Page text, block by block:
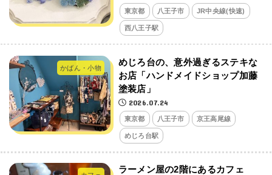
東京都 八王子市 JR中央線(快速)
西八王子駅
かばん・小物
めじろ台の、意外過ぎるステキな
お店「ハンドメイドショップ加藤
塗装店」
2026.07.24
東京都 八王子市 京王高尾線
めじろ台駅
ラーメン屋の2階にあるカフェ